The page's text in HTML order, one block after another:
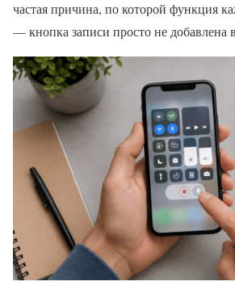
частая причина, по которой функция
— кнопка записи просто не добавлена